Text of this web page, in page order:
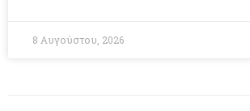
8 Αυγούστου, 2026